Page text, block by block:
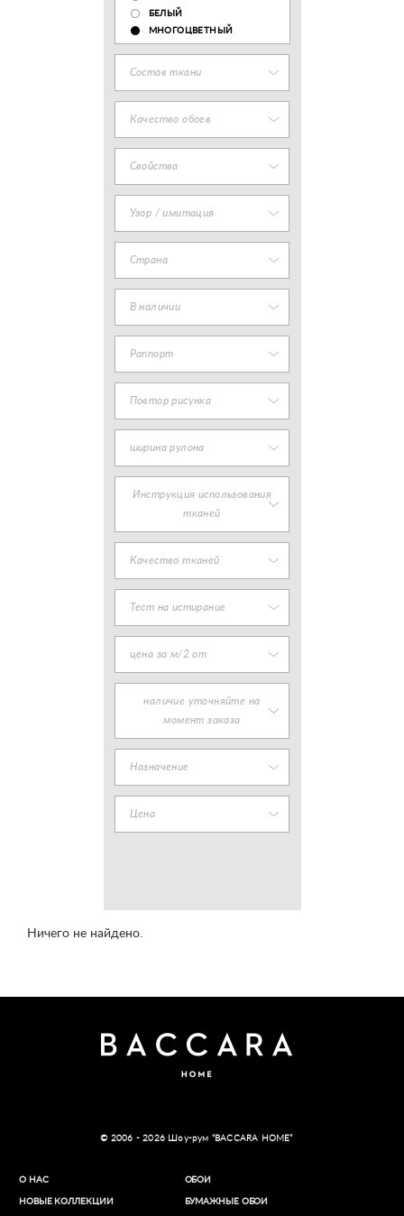
БЕЛЫЙ
МНОГОЦВЕТНЫЙ
Состав ткани
Качество обоев
Свойства
Узор / имитация
Страна
В наличии
Раппорт
Повтор рисунка
ширина рулона
Инструкция использования
тканей
Качество тканей
Тест на истирание
цена за м/2 от
наличие уточняйте на
момент заказа
Назначение
Цена
Ничего не найдено.
© 2006 - 2026 Шоу-рум “BACCARA HOME”
О НАС
НОВЫЕ КОЛЛЕКЦИИ
ОБОИ
БУМАЖНЫЕ ОБОИ